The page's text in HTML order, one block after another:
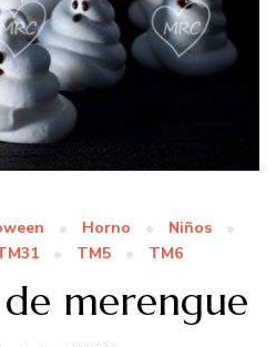
Horno
Niños
TM5 TM6
de merengue